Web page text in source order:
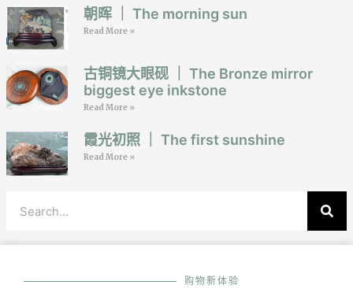
朝晖 ｜ The morning sun
Read More »
古铜镜大眼砚 ｜ The Bronze mirror
biggest eye inkstone
Read More »
霞光初照 ｜ The first sunshine
Read More »
购物新体验